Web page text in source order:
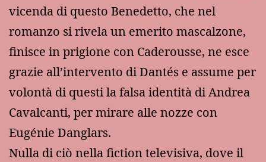
vicenda di questo Benedetto, che nel
romanzo si rivela un emerito mascalzone,
finisce in prigione con Caderousse, ne esce
grazie all’intervento di Dantés e assume per
volontà di questi la falsa identità di Andrea
Cavalcanti, per mirare alle nozze con
Eugénie Danglars.
Nulla di ciò nella fiction televisiva, dove il